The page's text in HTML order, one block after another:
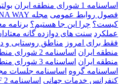
اساسنامه 1 شورای منطقه ایران
فصول روابط عمومی مجله NA WAY
کیست؟ چرا اين جا هستيم؟ برنامه
عملکرد سنت های دوازده گانه
فقط برای امروز مناطق روستایی و
منطقه ايران اساسنامه 2 شورای منطقه ايران
منطقه ايران اساسنامه 3 شورای منطقه ايران
اساسنامه گروه اساسنامه جلسات
کنفرانس خدمات جهانی اساسنامه 2 APF